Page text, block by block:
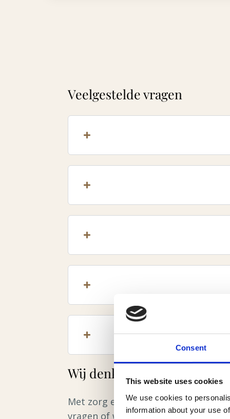
Consent
This website uses cookies
We use cookies to
information about your use
Veelgestelde vragen
Wij denken graag met u mee
Met zorg en aandacht begeleiden
vragen of wilt u advies? Neem